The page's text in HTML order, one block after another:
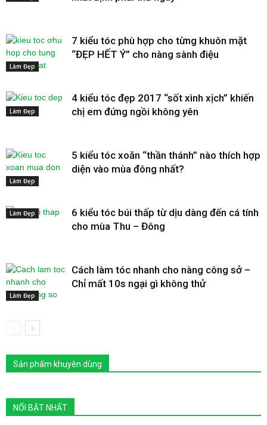
Làm Đẹp
7 kiểu tóc phù hợp cho từng khuôn mặt
“ĐẸP HẾT Ý” cho nàng sành điệu
Làm Đẹp
4 kiểu tóc đẹp 2017 “sốt xình xịch” khiến
chị em đứng ngồi không yên
Làm Đẹp
5 kiểu tóc xoăn “thần thánh” nào thích hợp
diện vào mùa đông nhất?
Làm Đẹp
6 kiểu tóc búi thấp từ dịu dàng đến cá tính
cho mùa Thu – Đông
Làm Đẹp
Cách làm tóc nhanh cho nàng công sở –
Chỉ mất 10s ngại gì không thử
Sản phẩm khuyên dùng
NỔI BẬT NHẤT